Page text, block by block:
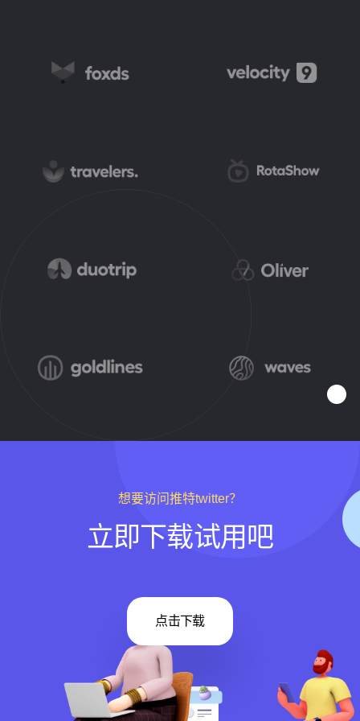
想要访问推特twitter？
立即下载试用吧
点击下载